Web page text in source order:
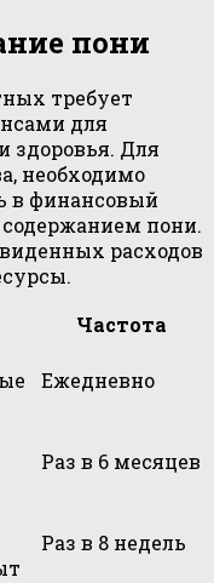
пони
требует
для
здоровья. Для
необходимо
в финансовый
пони.
расходов
Частота
Ежедневно
Раз в 6 месяцев
Раз в 8 недель